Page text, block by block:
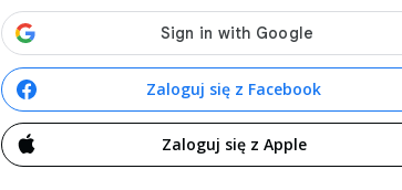
Zaloguj się z Facebook
Zaloguj się z Apple